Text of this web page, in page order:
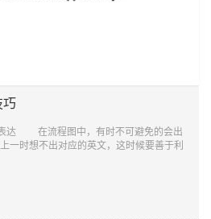
巧
达 在流程图中，有时不可避免的会出
一时想不出对应的英文，这时候要善于利